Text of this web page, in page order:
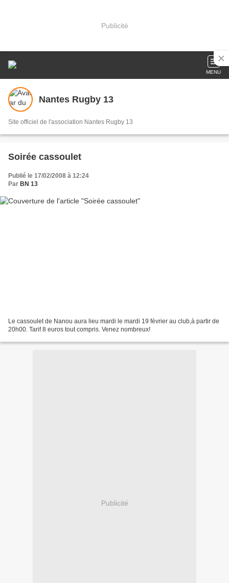
Publicité
MENU
Nantes Rugby 13
Site officiel de l'association Nantes Rugby 13
Soirée cassoulet
Publié le 17/02/2008 à 12:24
Par BN 13
Le cassoulet de Nanou aura lieu mardi le mardi 19 février au club,à partir de
20h00. Tarif 8 euros tout compris. Venez nombreux!
Publicité